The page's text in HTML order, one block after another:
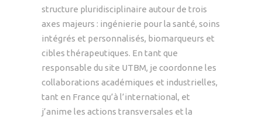
structure pluridisciplinaire autour de trois
axes majeurs : ingénierie pour la santé, soins
intégrés et personnalisés, biomarqueurs et
cibles thérapeutiques. En tant que
responsable du site UTBM, je coordonne les
collaborations académiques et industrielles,
tant en France qu’à l’international, et
j’anime les actions transversales et la